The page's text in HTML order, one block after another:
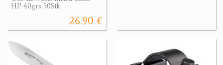
HP 40grs 50Stk
26.90 €